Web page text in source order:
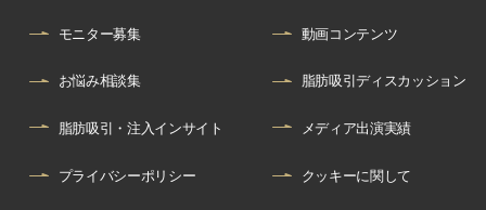
モニター募集 動画コンテンツ
お悩み相談集 脂肪吸引ディスカッション
脂肪吸引・注入インサイト メディア出演実績
プライバシーポリシー クッキーに関して